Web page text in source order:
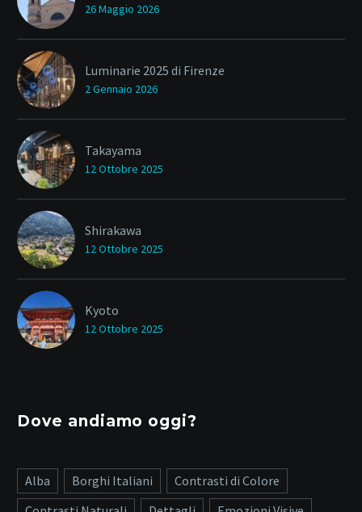
26 Maggio 2026
Luminarie 2025 di Firenze
2 Gennaio 2026
Takayama
12 Ottobre 2025
Shirakawa
12 Ottobre 2025
Kyoto
12 Ottobre 2025
Dove andiamo oggi?
Alba Borghi Italiani
Contrasti di Colore